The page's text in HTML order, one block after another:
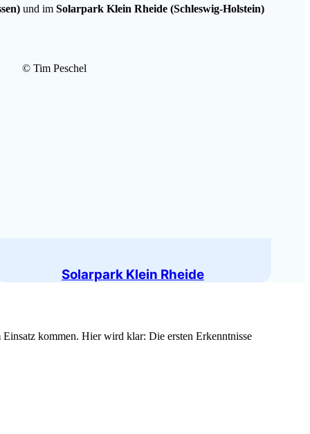
und im Solarpark Klein Rheide (Schleswig-Holstein)
Solarpark Klein Rheide
© Tim Peschel
kommen. Hier wird klar: Die ersten Erkenntnisse